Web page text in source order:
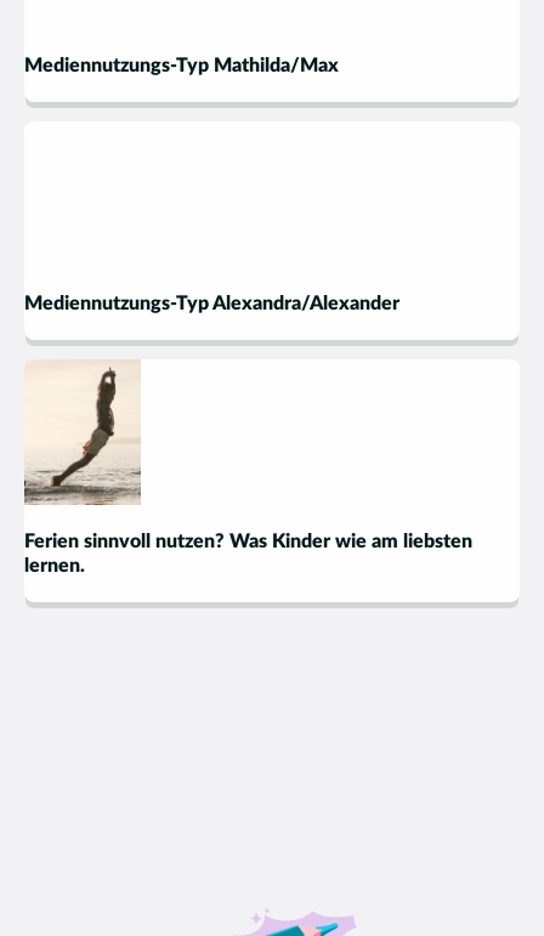
Mediennutzungs-Typ Mathilda/Max
Mediennutzungs-Typ Alexandra/Alexander
Ferien sinnvoll nutzen? Was Kinder wie am liebsten
lernen.